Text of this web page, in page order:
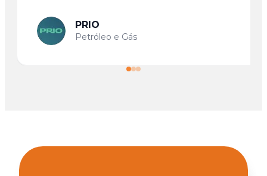
PRIO
Petróleo e Gás